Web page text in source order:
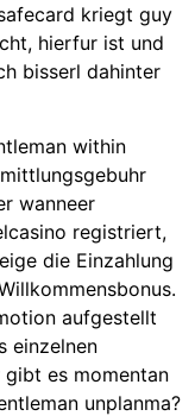
kriegt guy
hierfur ist und
bisserl dahinter
within
wanneer
registriert,
die Einzahlung
aufgestellt
einzelnen
es momentan
unplanma?